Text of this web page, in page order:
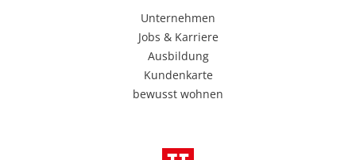
Unternehmen
Jobs & Karriere
Ausbildung
Kundenkarte
bewusst wohnen